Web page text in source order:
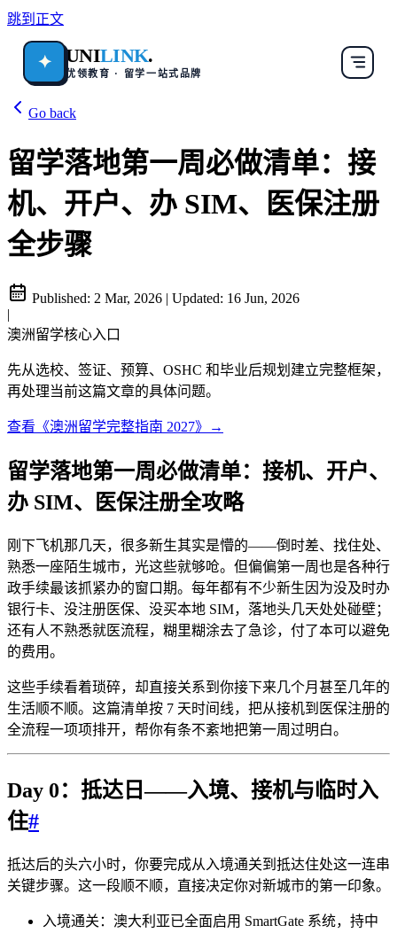
跳到正文
✦ UNILINK.
优领教育 · 留学一站式品牌
Go back
留学落地第一周必做清单：接
机、开户、办 SIM、医保注册
全步骤
Published: 2 Mar, 2026 | Updated: 16 Jun, 2026
|
澳洲留学核心入口
先从选校、签证、预算、OSHC 和毕业后规划建立完整框架，
再处理当前这篇文章的具体问题。
查看《澳洲留学完整指南 2027》→
留学落地第一周必做清单：接机、开户、
办 SIM、医保注册全攻略
刚下飞机那几天，很多新生其实是懵的——倒时差、找住处、
熟悉一座陌生城市，光这些就够呛。但偏偏第一周也是各种行
政手续最该抓紧办的窗口期。每年都有不少新生因为没及时办
银行卡、没注册医保、没买本地 SIM，落地头几天处处碰壁；
还有人不熟悉就医流程，糊里糊涂去了急诊，付了本可以避免
的费用。
这些手续看着琐碎，却直接关系到你接下来几个月甚至几年的
生活顺不顺。这篇清单按 7 天时间线，把从接机到医保注册的
全流程一项项排开，帮你有条不紊地把第一周过明白。
Day 0：抵达日——入境、接机与临时入
住#
抵达后的头六小时，你要完成从入境通关到抵达住处这一连串
关键步骤。这一段顺不顺，直接决定你对新城市的第一印象。
入境通关：澳大利亚已全面启用 SmartGate 系统，持中